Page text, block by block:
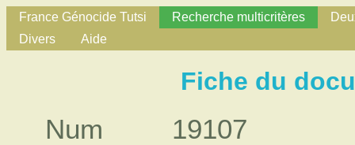
France Génocide Tutsi Recherche multicritères
Divers
Aide
Fiche du
Num
19107